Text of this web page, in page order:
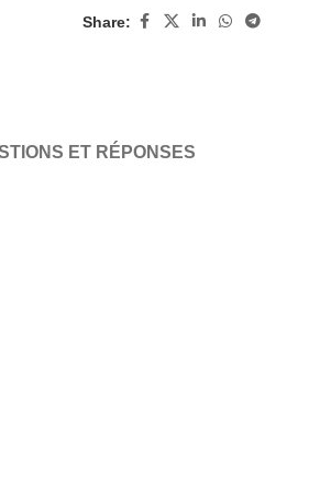
Share:
ET RÉPONSES